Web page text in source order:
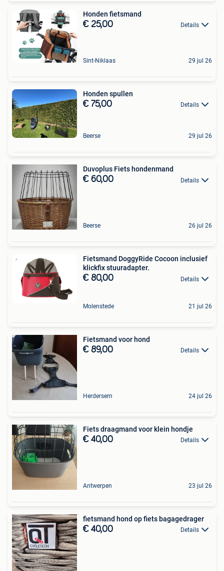
Honden fietsmand
€ 25,00 Details
Sint-Niklaas 29 jul 26
Honden spullen
€ 75,00 Details
Beerse 29 jul 26
Duvoplus Fiets hondenmand
€ 60,00 Details
Beerse 26 jul 26
Fietsmand DoggyRide Cocoon inclusief
klickfix stuuradapter.
€ 80,00 Details
Molenstede 21 jul 26
Fietsmand voor hond
€ 89,00 Details
Herdersem 24 jul 26
Fiets draagmand voor klein hondje
€ 40,00 Details
Antwerpen 23 jul 26
fietsmand hond op fiets bagagedrager
€ 40,00 Details